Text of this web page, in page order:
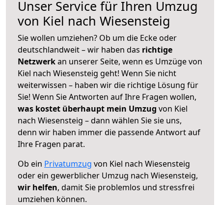
Unser Service für Ihren Umzug
von Kiel nach Wiesensteig
Sie wollen umziehen? Ob um die Ecke oder
deutschlandweit – wir haben das richtige
Netzwerkan unserer Seite, wenn es Umzüge von
Kiel nach Wiesensteig geht! Wenn Sie nicht
weiterwissen – haben wir die richtige Lösung für
Sie! Wenn Sie Antworten auf Ihre Fragen wollen,
was kostet überhaupt mein Umzug von Kiel
nach Wiesensteig – dann wählen Sie sie uns,
denn wir haben immer die passende Antwort auf
Ihre Fragen parat.
Ob ein Privatumzug von Kiel nach Wiesensteig
oder ein gewerblicher Umzug nach Wiesensteig,
wir helfen, damit Sie problemlos und stressfrei
umziehen können.